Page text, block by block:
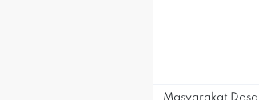
Masyarakat